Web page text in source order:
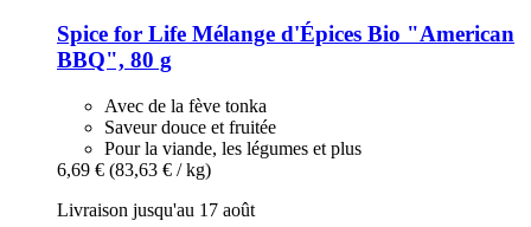
Spice for Life Mélange d'Épices Bio "American
BBQ", 80 g
Avec de la fève tonka
Saveur douce et fruitée
Pour la viande, les légumes et plus
6,69 € (83,63 € / kg)
Livraison jusqu'au 17 août